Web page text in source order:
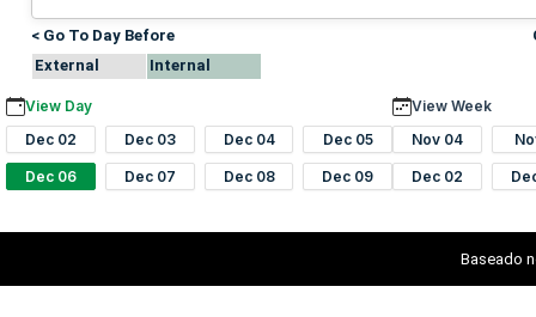
< Go To Day Before
External
Internal
View Day
Dec 02
Dec 03 Dec 04 Dec 05
Dec 06 Dec 07 Dec 08 Dec 09
View Week
Nov 04
Dec 02
Baseado